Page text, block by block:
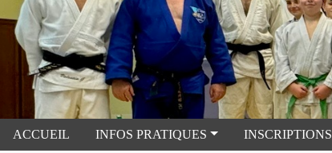
ACCUEIL INFOS PRATIQUES INSCRIPTIONS